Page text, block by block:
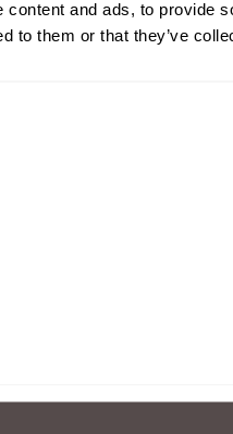
and ads, to provide
to them or that they’ve